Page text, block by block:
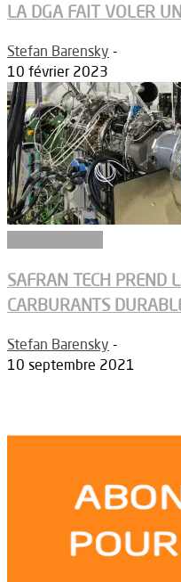
LA DGA FAIT VOLER
Stefan Barensky -
10 février 2023
SAFRAN TECH PREND
CARBURANTS
Stefan Barensky -
10 septembre 2021